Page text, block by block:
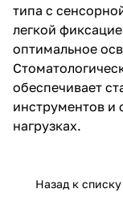
типа с
легкой
оптимальное
обеспечивает
инструментов и
нагрузках.
Назад к списку